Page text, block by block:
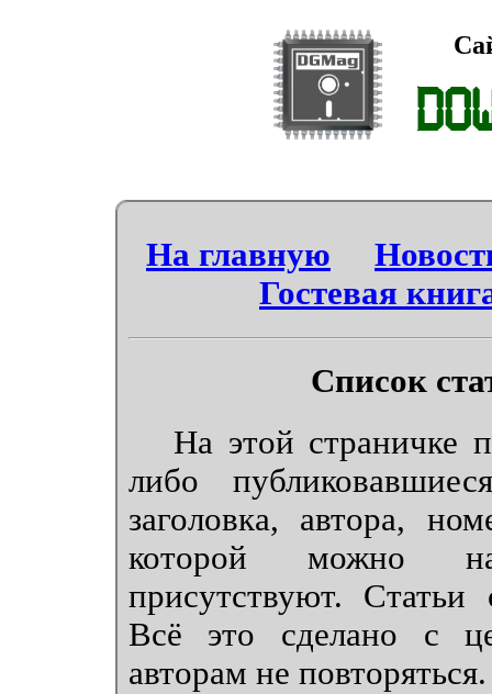
На главную
Гостевая
Список
На этой страничке
либо
заголовка, автора,
которой можно
присутствуют.
Всё это сделано с
авторам не повторяться.